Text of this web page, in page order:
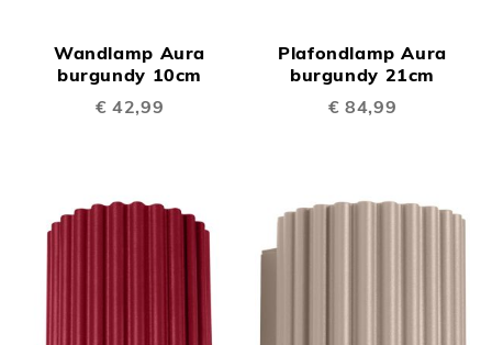
Wandlamp Aura
burgundy 10cm
€ 42,99
Plafondlamp Aura
burgundy 21cm
€ 84,99